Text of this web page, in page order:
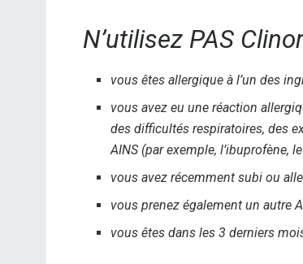
N’utilisez PAS
vous êtes allergique à l’un des
vous avez eu une réaction
des difficultés respiratoires, des
AINS (par exemple, l’ibuprofène,
vous avez récemment subi ou
vous prenez également un autre
vous êtes dans les 3 derniers